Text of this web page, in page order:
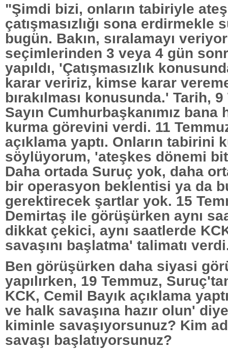
"Şimdi bizi, onların tabiriyle
çatışmasızlığı sona erdirmekle
bugün. Bakın, sıralamayı
seçimlerinden 3 veya 4 gün
yapıldı, 'Çatışmasızlık
karar veririz, kimse karar
bırakılması konusunda.' Tarih,
Sayın Cumhurbaşkanımız bana
kurma görevini verdi. 11
açıklama yaptı. Onların tabirini
söylüyorum, 'ateşkes dönemi
Daha ortada Suruç yok, daha
bir operasyon beklentisi ya da
gerektirecek şartlar yok. 15
Demirtaş ile görüşürken aynı
dikkat çekici, aynı saatlerde
savaşını başlatma' talimatı
Ben görüşürken daha siyasi
yapılırken, 19 Temmuz,
KCK, Cemil Bayık açıklama
ve halk savaşına hazır olun'
kiminle savaşıyorsunuz? Kim
savaşı başlatıyorsunuz?